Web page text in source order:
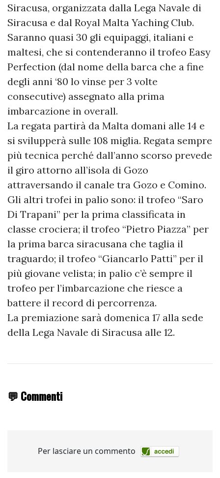
Siracusa, organizzata dalla Lega Navale di
Siracusa e dal Royal Malta Yaching Club.
Saranno quasi 30 gli equipaggi, italiani e
maltesi, che si contenderanno il trofeo Easy
Perfection (dal nome della barca che a fine
degli anni ‘80 lo vinse per 3 volte
consecutive) assegnato alla prima
imbarcazione in overall.
La regata partirà da Malta domani alle 14 e
si svilupperà sulle 108 miglia. Regata sempre
più tecnica perché dall’anno scorso prevede
il giro attorno all’isola di Gozo
attraversando il canale tra Gozo e Comino.
Gli altri trofei in palio sono: il trofeo “Saro
Di Trapani” per la prima classificata in
classe crociera; il trofeo “Pietro Piazza” per
la prima barca siracusana che taglia il
traguardo; il trofeo “Giancarlo Patti” per il
più giovane velista; in palio c’è sempre il
trofeo per l’imbarcazione che riesce a
battere il record di percorrenza.
La premiazione sarà domenica 17 alla sede
della Lega Navale di Siracusa alle 12.
💬 Commenti